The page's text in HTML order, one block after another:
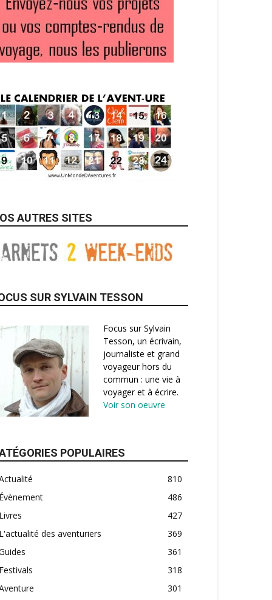
AUTRES SITES
SUR SYLVAIN TESSON
Focus sur Sylvain
Tesson, un écrivain,
journaliste et grand
voyageur hors du
commun : une vie à
voyager et à écrire.
Voir son oeuvre
POPULAIRES
810
486
427
des aventuriers
369
361
318
301